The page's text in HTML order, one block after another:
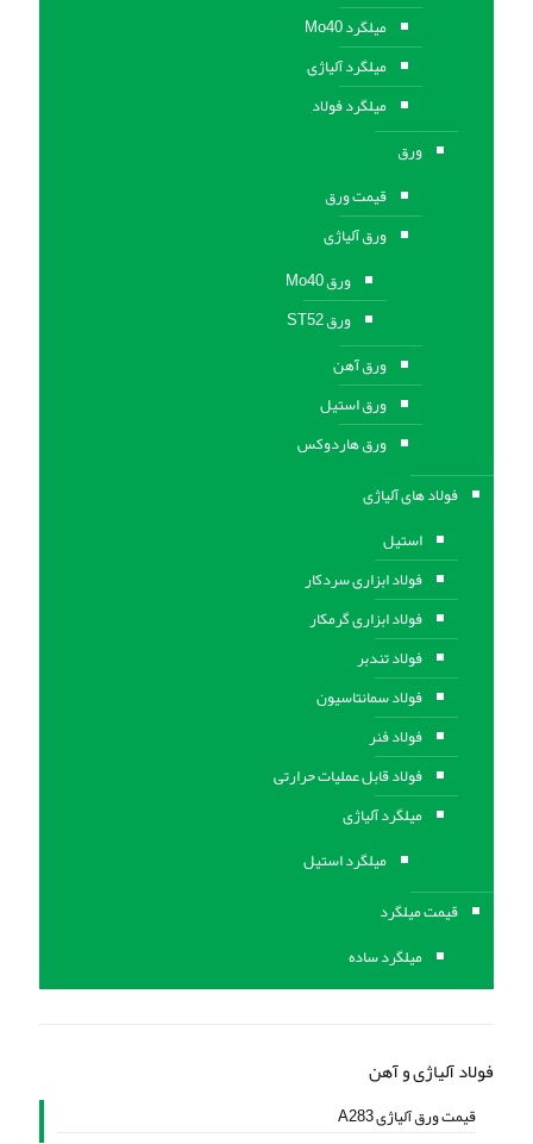
میلگرد Mo40
میلگرد آلیاژی
میلگرد فولاد
ورق
قیمت ورق
ورق آلیاژی
ورق Mo40
ورق ST52
ورق آهن
ورق استيل
ورق هاردوکس
فولاد های آلیاژی
استیل
فولاد ابزاری سردکار
فولاد ابزاری گرمکار
فولاد تندبر
فولاد سمانتاسیون
فولاد فنر
فولاد قابل عملیات حرارتی
ميلگرد آلیاژی
میلگرد استیل
قیمت میلگرد
میلگرد ساده
فولاد آلیاژی و آهن
قیمت ورق آلیاژی A283